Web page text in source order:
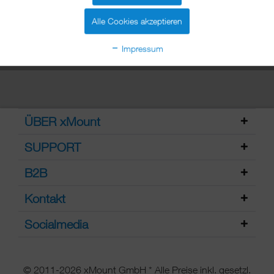
ÜBER xMount
SUPPORT
B2B
Kontakt
Socialmedia
© 2011-2026 xMount GmbH * Alle Preise inkl. gesetzl.
Alle Cookies akzeptieren
Impressum